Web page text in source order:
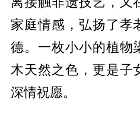
家庭情感，弘扬了孝
德。一枚小小的植物
木天然之色，更是子
深情祝愿。